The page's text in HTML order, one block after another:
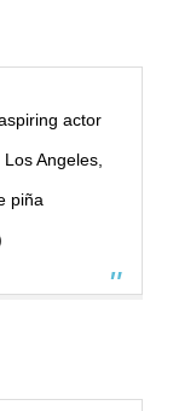
actor
Angeles,
piña